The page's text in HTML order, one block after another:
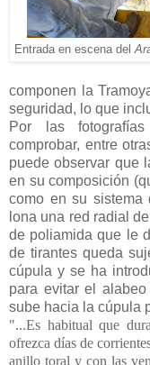
Entrada en escena del
componen la
seguridad, lo que
Por las
comprobar, entre
puede observar que
en su composición
como en su sistema
lona una red radial
de poliamida que le
de tirantes queda
cúpula y se ha
para evitar el
sube hacia la cúpula
"...Es habitual que
ofrezca días de
anillo toral y con las